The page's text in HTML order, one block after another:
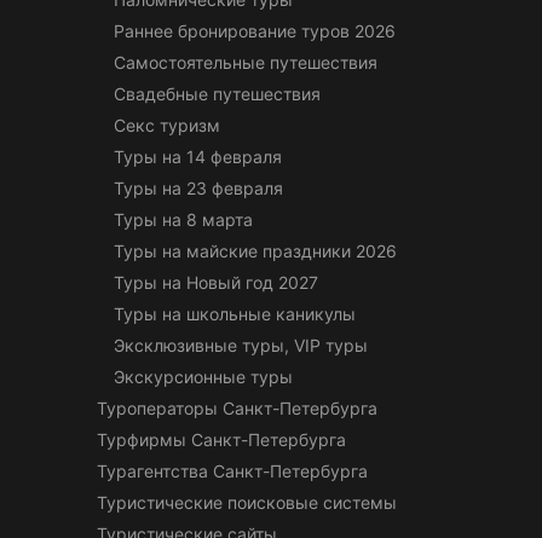
Раннее бронирование туров 2026
Самостоятельные путешествия
Свадебные путешествия
Секс туризм
Туры на 14 февраля
Туры на 23 февраля
Туры на 8 марта
Туры на майские праздники 2026
Туры на Новый год 2027
Туры на школьные каникулы
Эксклюзивные туры, VIP туры
Экскурсионные туры
Туроператоры Санкт-Петербурга
Турфирмы Санкт-Петербурга
Турагентства Санкт-Петербурга
Туристические поисковые системы
Туристические сайты